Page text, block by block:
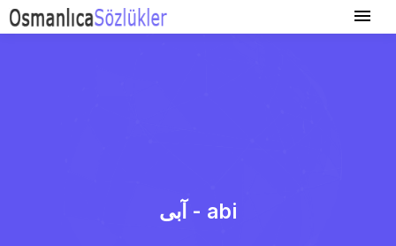
آبی - abi